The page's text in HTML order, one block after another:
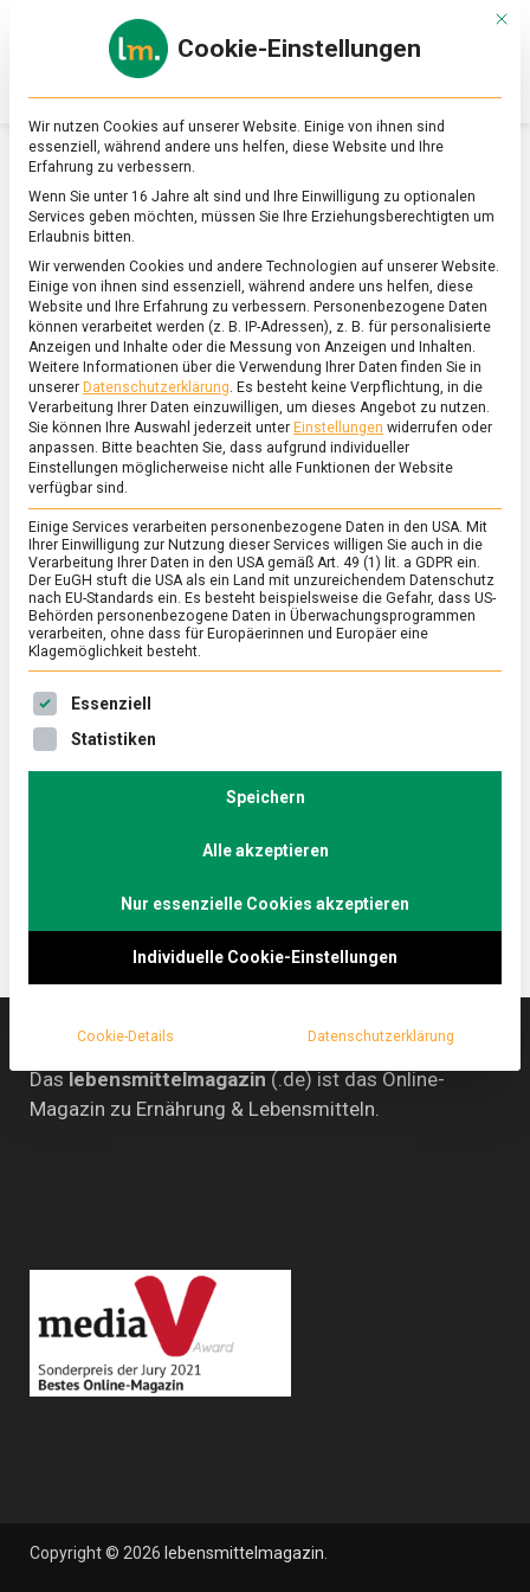
Online-
Magazin
zu
&
Ernährung
SCHLAGWORT:WEIHNACHTSPLÄTZCHEN
ERNÄHRUNG & GESUNDHEIT /FEATURED
Vanillekipferl sind die beliebtesten
Weihnachtsplätzchen
6. Dezember 2022
beliebtesten
Vanillekipferl sind die beliebtesten
Weihnachtsplätzchen der Deutschen – am meisten
selber gebacken werden aber Mürbeteigplätzchen.
Auftrag des Lebensmittelverbands.
Das lebensmittelmagazin (.de) ist das Online-
Magazin zu Ernährung & Lebensmitteln.
Copyright © 2026 lebensmittelmagazin
Mit
Cookie-Einstellungen
Wir nutzen Cookies auf unserer Website. Einige von ihnen sind
essenziell, während andere uns helfen, diese Website und Ihre
Erfahrung zu verbessern.
Wenn Sie unter 16 Jahre alt sind und Ihre Einwilligung zu optionalen
Services geben möchten, müssen Sie Ihre Erziehungsberechtigten um
Erlaubnis bitten.
Wir verwenden Cookies und andere Technologien auf unserer Website.
Einige von ihnen sind essenziell, während andere uns helfen, diese
Website und Ihre Erfahrung zu verbessern. Personenbezogene Daten
können verarbeitet werden (z. B. IP-Adressen), z. B. für personalisierte
Anzeigen und Inhalte oder die Messung von Anzeigen und Inhalten.
Weitere Informationen über die Verwendung Ihrer Daten finden Sie in
unserer Datenschutzerklärung. Es besteht keine Verpflichtung, in die
Verarbeitung Ihrer Daten einzuwilligen, um dieses Angebot zu nutzen.
Sie können Ihre Auswahl jederzeit unter Einstellungen widerrufen oder
anpassen. Bitte beachten Sie, dass aufgrund individueller
Einstellungen möglicherweise nicht alle Funktionen der Website
verfügbar sind.
Einige Services verarbeiten personenbezogene Daten in den USA. Mit
Ihrer Einwilligung zur Nutzung dieser Services willigen Sie auch in die
Verarbeitung Ihrer Daten in den USA gemäß Art. 49 (1) lit. a GDPR ein.
Der EuGH stuft die USA als ein Land mit unzureichendem Datenschutz
nach EU-Standards ein. Es besteht beispielsweise die Gefahr, dass US-
Behörden personenbezogene Daten in Überwachungsprogrammen
verarbeiten, ohne dass für Europäerinnen und Europäer eine
Klagemöglichkeit besteht.
Es folgt eine Liste der Service-Gruppen, für die eine
Essenziell
Statistiken
Speichern
Alle akzeptieren
Nur essenzielle Cookies akzeptieren
Individuelle Cookie-Einstellungen
Cookie-Details Datenschutzerklärung